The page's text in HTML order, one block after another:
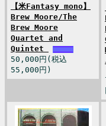
【米Fantasy mono】
Brew Moore/The
Brew Moore
Quartet and
Quintet
50,000円(税込
55,000円)